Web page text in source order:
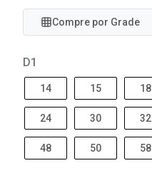
Compre por Grade
D1
14 15 18
24 30 32
48 50 58